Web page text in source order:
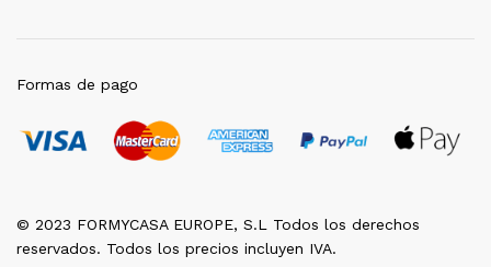
© 2023 FORMYCASA EUROPE, S.L Todos los derechos
reservados. Todos los precios incluyen IVA.
Formas de pago